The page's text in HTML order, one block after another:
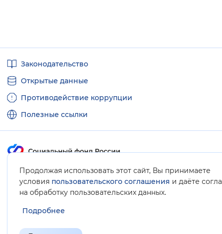
Продолжая использовать этот сайт, Вы принимаете
условия пользовательского соглашения и даёте
на обработку пользовательских данных.
Подробнее
ссылкиЗаконодательство
Открытые данные
Противодействие коррупции
Полезные ссылки
Карта сайта